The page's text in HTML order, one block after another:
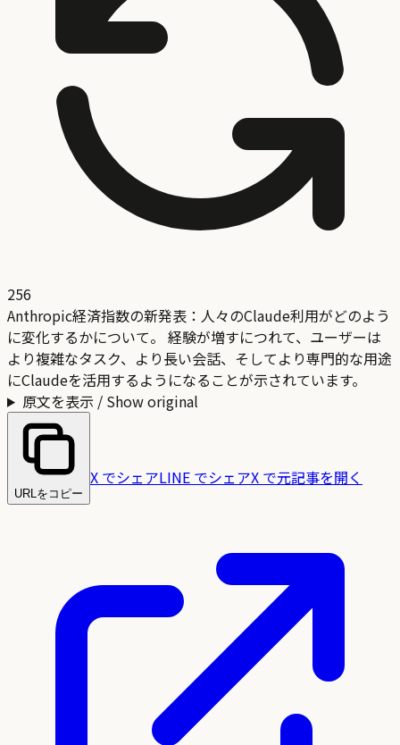
256
Anthropic経済指数の新発表：人々のClaude利用がどのよう
に変化するかについて。 経験が増すにつれて、ユーザーは
より複雑なタスク、より長い会話、そしてより専門的な用途
にClaudeを活用するようになることが示されています。
原文を表示 / Show original
URLをコピー
X でシェアLINE でシェアX で元記事を開く